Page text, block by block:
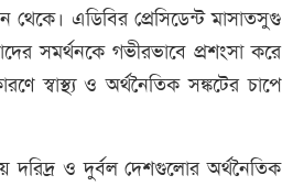
এডিবির প্রেসিডেন্ট মাসাতসুগু
সমর্থনকে গভীরভাবে প্রশংসা করে
স্বাস্থ্য ও অর্থনৈতিক সঙ্কটের চাপে
ও দুর্বল দেশগুলোর অর্থনৈতিক